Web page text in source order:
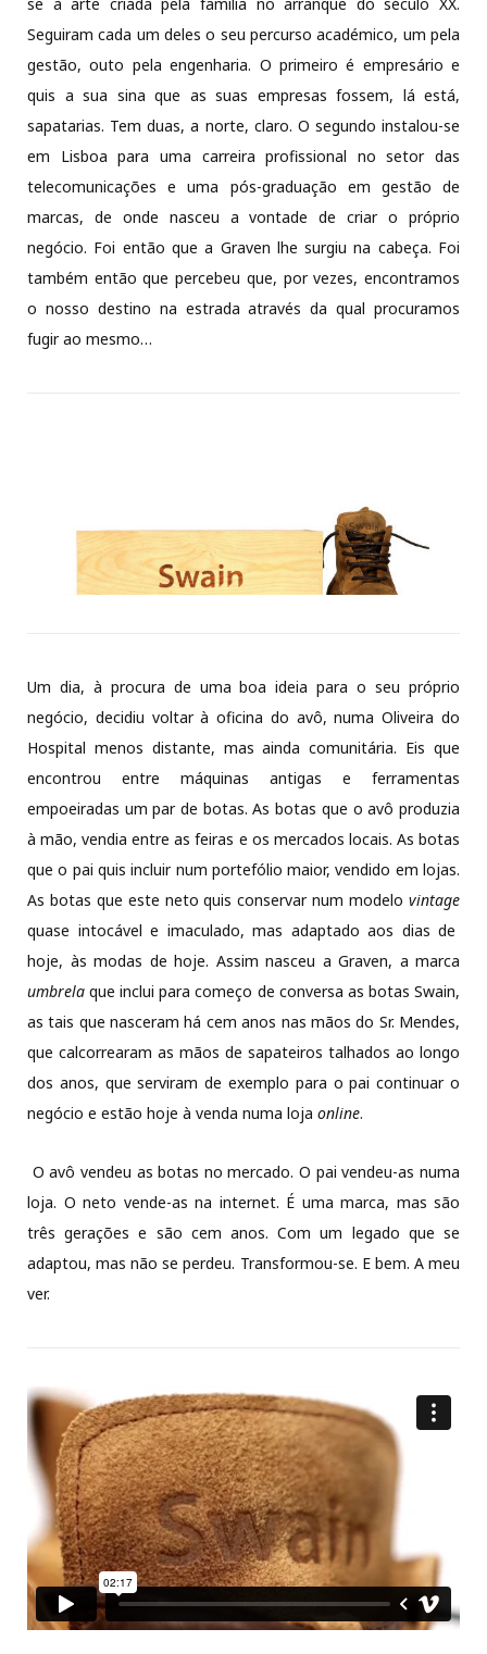
se à arte criada pela família no arranque do século XX.
Seguiram cada um deles o seu percurso académico, um pela
gestão, outo pela engenharia. O primeiro é empresário e
quis a sua sina que as suas empresas fossem, lá está,
sapatarias. Tem duas, a norte, claro. O segundo instalou-se
em Lisboa para uma carreira profissional no setor das
telecomunicações e uma pós-graduação em gestão de
marcas, de onde nasceu a vontade de criar o próprio
negócio. Foi então que a Graven lhe surgiu na cabeça. Foi
também então que percebeu que, por vezes, encontramos
o nosso destino na estrada através da qual procuramos
fugir ao mesmo…
Um dia, à procura de uma boa ideia para o seu próprio
negócio, decidiu voltar à oficina do avô, numa Oliveira do
Hospital menos distante, mas ainda comunitária. Eis que
encontrou entre máquinas antigas e ferramentas
empoeiradas um par de botas. As botas que o avô produzia
à mão, vendia entre as feiras e os mercados locais. As botas
que o pai quis incluir num portefólio maior, vendido em lojas.
As botas que este neto quis conservar num modelo vintage
quase intocável e imaculado, mas adaptado aos dias de
hoje, às modas de hoje. Assim nasceu a Graven, a marca
umbrela que inclui para começo de conversa as botas Swain,
as tais que nasceram há cem anos nas mãos do Sr. Mendes,
que calcorrearam as mãos de sapateiros talhados ao longo
dos anos, que serviram de exemplo para o pai continuar o
negócio e estão hoje à venda numa loja online.
O avô vendeu as botas no mercado. O pai vendeu-as numa
loja. O neto vende-as na internet. É uma marca, mas são
três gerações e são cem anos. Com um legado que se
adaptou, mas não se perdeu. Transformou-se. E bem. A meu
ver.